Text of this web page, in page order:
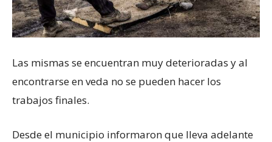
Las mismas se encuentran muy deterioradas y al
encontrarse en veda no se pueden hacer los
trabajos finales.
Desde el municipio informaron que lleva adelante